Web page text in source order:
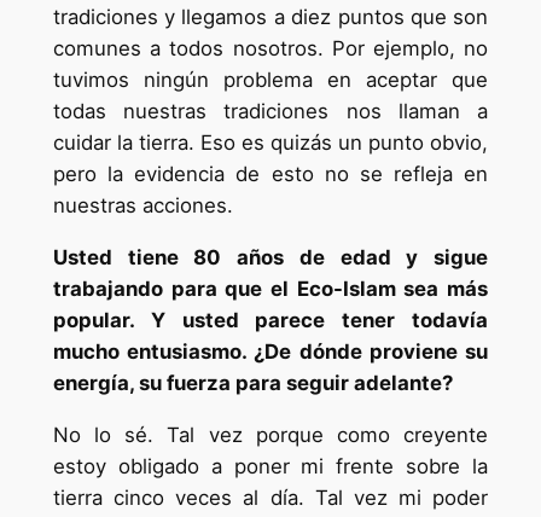
tradiciones y llegamos a diez puntos que son
comunes a todos nosotros. Por ejemplo, no
tuvimos ningún problema en aceptar que
todas nuestras tradiciones nos llaman a
cuidar la tierra. Eso es quizás un punto obvio,
pero la evidencia de esto no se refleja en
nuestras acciones.
Usted tiene 80 años de edad y sigue
trabajando para que el Eco-Islam sea más
popular. Y usted parece tener todavía
mucho entusiasmo. ¿De dónde proviene su
energía, su fuerza para seguir adelante?
No lo sé. Tal vez porque como creyente
estoy obligado a poner mi frente sobre la
tierra cinco veces al día. Tal vez mi poder